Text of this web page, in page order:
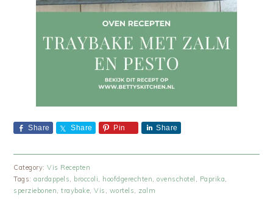
Share Share Pin Share
Category:Vis Recepten
Tags:aardappels, broccoli, hoofdgerechten,ovenschotel , Paprika,
sperziebonen,traybake,Vis , wortels, zalm